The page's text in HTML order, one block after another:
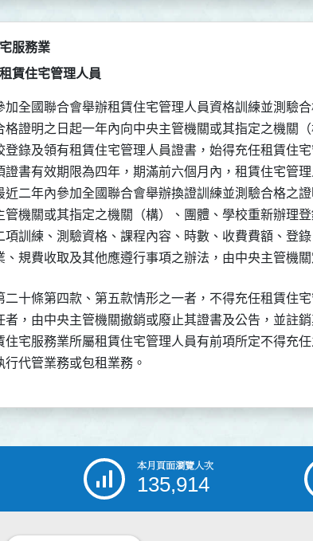
服務業
賃住宅管理人員
加全國聯合會舉辦租賃住宅管理人員資格訓練並測驗
格證明之日起一年內向中央主管機關或其指定之機關（
登錄及領有租賃住宅管理人員證書，始得充任租賃住宅
證書有效期限為四年，期滿前六個月內，租賃住宅管
近二年內參加全國聯合會舉辦換證訓練並測驗合格之
管機關或其指定之機關（構）、團體、學校重新辦理登
項訓練、測驗資格、課程內容、時數、收費費額、登
、規費收取及其他應遵行事項之辦法，由中央主管機關
二十條第四款、第五款情形之一者，不得充任租賃住
者，由中央主管機關撤銷或廢止其證書及公告，並註銷
住宅服務業所屬租賃住宅管理人員有前項所定不得充
行代管業務或包租業務。
本月頁面瀏覽人次
135,914